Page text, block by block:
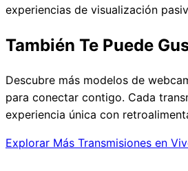
experiencias de visualización
También Te Puede
Descubre más modelos de
para conectar contigo. Cada
experiencia única con
Explorar Más Transmisiones en